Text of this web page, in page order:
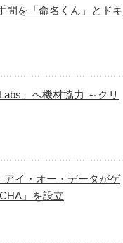
間を「命名くん」とドキ
」へ機材協力 ～クリ
イ・オー・データがゲ
」を設立